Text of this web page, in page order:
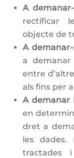
A
rectificar
objecte de
A
a demanar
entre
als fins per
A demanar
en
dret a
les dades.
tractades